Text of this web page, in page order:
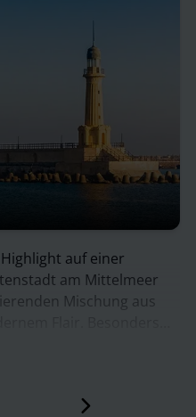
auf einer
am Mittelmeer
Mischung aus
und die Katakomben
bietet